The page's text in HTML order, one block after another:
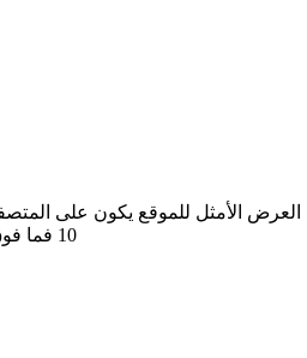
العرض الأمثل للموقع يكون على
10 فما فوق، فيرفوكس، سفاري و كروم